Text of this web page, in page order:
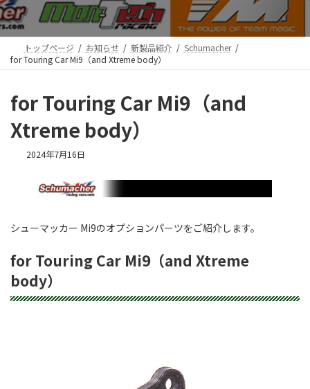
トップページ お知らせ 新製品紹介
Schumacher
for Touring Car Mi9（and Xtreme body）
for Touring Car Mi9（and
Xtreme body）
2024年7月16日
シューマッカー Mi9のオプションパーツをご紹介します。
for Touring Car Mi9（and Xtreme
body）